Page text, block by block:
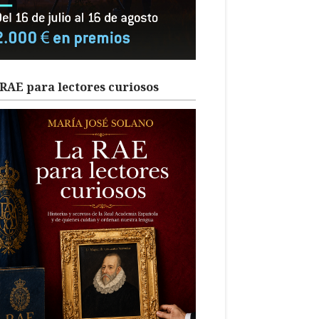
para lectores curiosos